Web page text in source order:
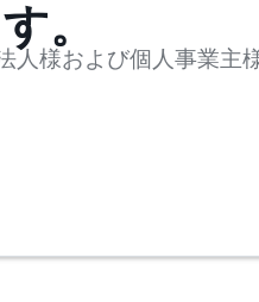
。
様および個人事業主